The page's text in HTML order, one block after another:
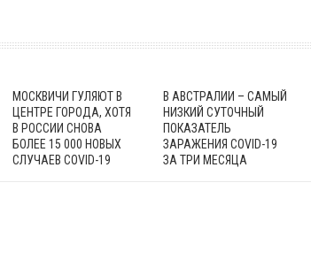
МОСКВИЧИ ГУЛЯЮТ В
ЦЕНТРЕ ГОРОДА, ХОТЯ
В РОССИИ СНОВА
БОЛЕЕ 15 000 НОВЫХ
СЛУЧАЕВ COVID-19
В АВСТРАЛИИ – САМЫЙ
НИЗКИЙ СУТОЧНЫЙ
ПОКАЗАТЕЛЬ
ЗАРАЖЕНИЯ COVID-19
ЗА ТРИ МЕСЯЦА